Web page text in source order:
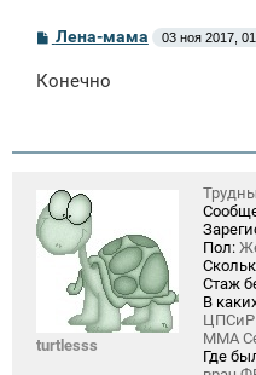
С
о
б
и
Лена-мама 03 ноя 2017,
Конечно
turtlesss
Пол:
Стаж
В
ЦПСиР
ММА
Где